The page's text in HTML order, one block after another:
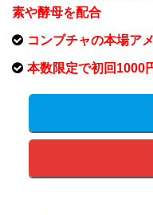
素や酵母を配合
コンブチャの本場ア
本数限定で初回1000